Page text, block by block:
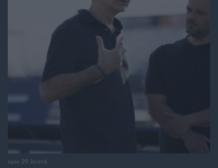
πριν 29 λεπτά